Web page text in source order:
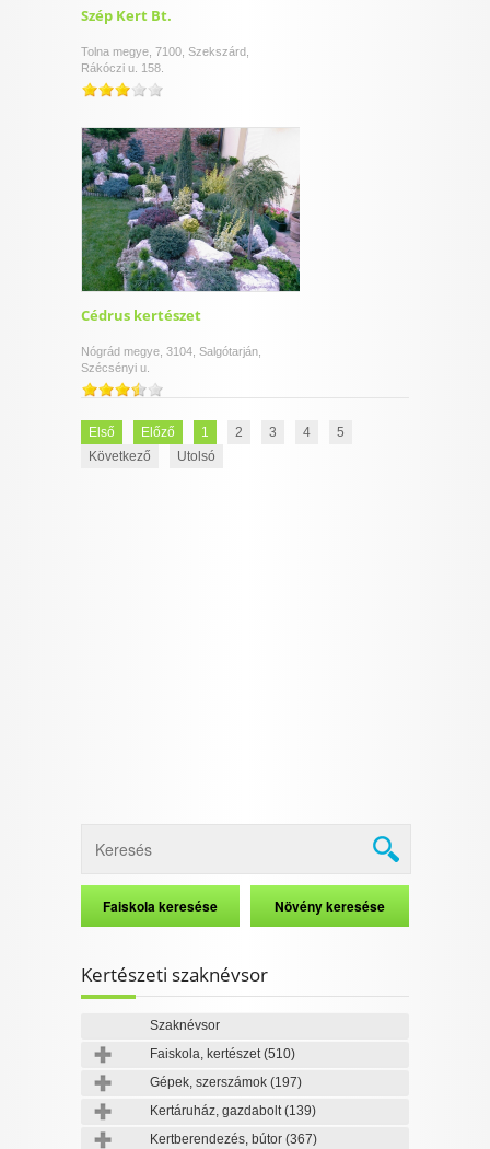
Szép Kert Bt.
Tolna megye, 7100, Szekszárd,
Rákóczi u. 158.
Cédrus kertészet
Nógrád megye, 3104, Salgótarján,
Szécsényi u.
Első Előző 1 2 3 4
5
Következő
Utolsó
Kertészeti szaknévsor
Szaknévsor
Faiskola, kertészet(510)
Gépek, szerszámok (197)
Kertáruház, gazdabolt(139)
Kertberendezés, bútor (367)